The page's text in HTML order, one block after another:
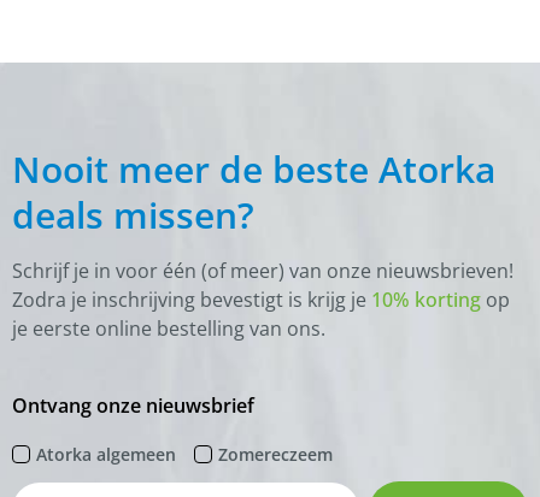
Nooit meer de beste Atorka
deals missen?
Schrijf je in voor één (of meer) van onze nieuwsbrieven!
Zodra je inschrijving bevestigt is krijg je 10% korting op
je eerste online bestelling van ons.
Ontvang onze nieuwsbrief
Atorka algemeen Zomereczeem